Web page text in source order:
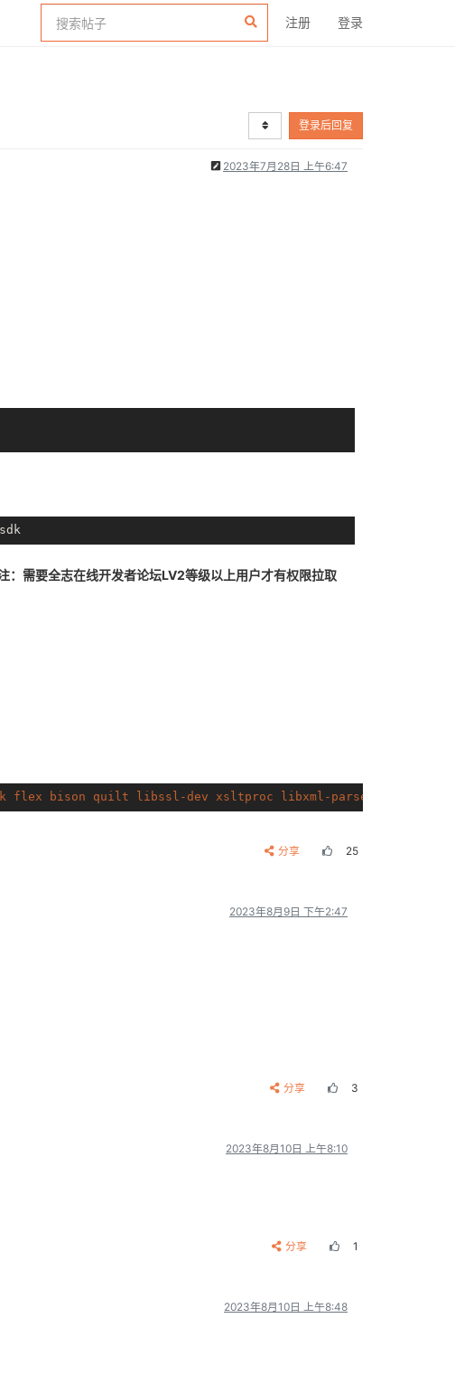
注册 登录
登录后回复
2023年7月28日 上午6:47
注：需要全志在线开发者论坛LV2等级以上用户才有权限拉取
flex bison quilt libssl-dev xsltproc libxml-parser-perl
分享 25
2023年8月9日 下午2:47
分享 3
2023年8月10日 上午8:10
分享 1
2023年8月10日 上午8:48